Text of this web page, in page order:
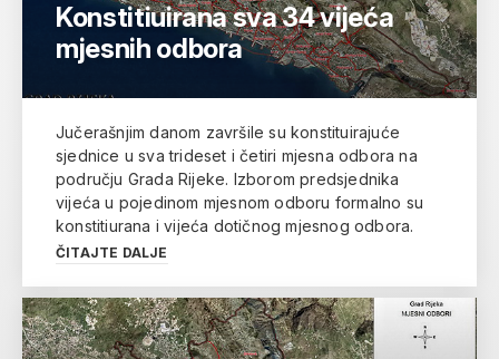
Konstitiuirana sva 34 vijeća
mjesnih odbora
Jučerašnjim danom završile su konstituirajuće
sjednice u sva trideset i četiri mjesna odbora na
području Grada Rijeke. Izborom predsjednika
vijeća u pojedinom mjesnom odboru formalno su
konstitiurana i vijeća dotičnog mjesnog odbora.
ČITAJTE DALJE